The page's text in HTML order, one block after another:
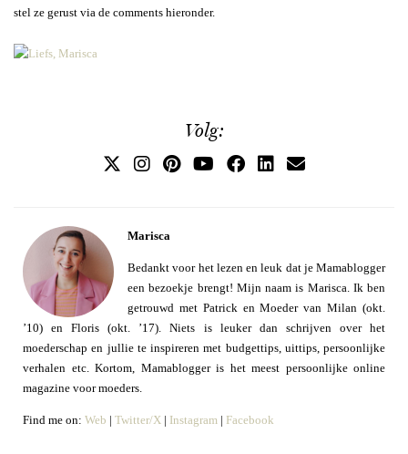
stel ze gerust via de comments hieronder.
Volg:
Marisca
Bedankt voor het lezen en leuk dat je Mamablogger
een bezoekje brengt! Mijn naam is Marisca. Ik ben
getrouwd met Patrick en Moeder van Milan (okt.
’10) en Floris (okt. ’17). Niets is leuker dan schrijven over het
moederschap en jullie te inspireren met budgettips, uittips, persoonlijke
verhalen etc. Kortom, Mamablogger is het meest persoonlijke online
magazine voor moeders.
Find me on: Web | Twitter/X | Instagram | Facebook